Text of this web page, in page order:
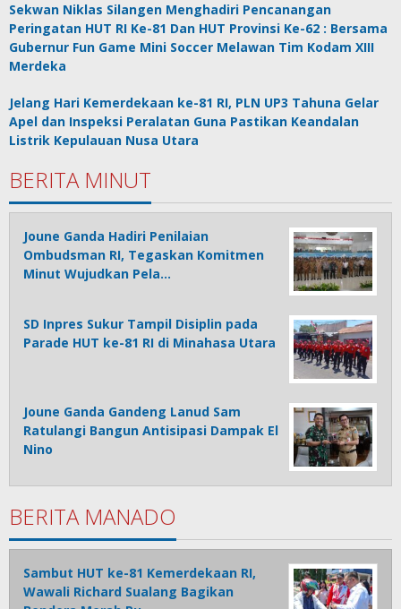
Sekwan Niklas Silangen Menghadiri Pencanangan
Peringatan HUT RI Ke-81 Dan HUT Provinsi Ke-62 : Bersama
Gubernur Fun Game Mini Soccer Melawan Tim Kodam XIII
Merdeka
Jelang Hari Kemerdekaan ke-81 RI, PLN UP3 Tahuna Gelar
Apel dan Inspeksi Peralatan Guna Pastikan Keandalan
Listrik Kepulauan Nusa Utara
BERITA MINUT
Joune Ganda Hadiri Penilaian
Ombudsman RI, Tegaskan Komitmen
Minut Wujudkan Pela…
SD Inpres Sukur Tampil Disiplin pada
Parade HUT ke-81 RI di Minahasa Utara
Joune Ganda Gandeng Lanud Sam
Ratulangi Bangun Antisipasi Dampak El
Nino
BERITA MANADO
Sambut HUT ke-81 Kemerdekaan RI,
Wawali Richard Sualang Bagikan